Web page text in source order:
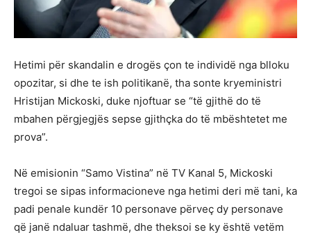
Hetimi për skandalin e drogës çon te individë nga blloku
opozitar, si dhe te ish politikanë, tha sonte kryeministri
Hristijan Mickoski, duke njoftuar se “të gjithë do të
mbahen përgjegjës sepse gjithçka do të mbështetet me
prova”.
Në emisionin “Samo Vistina” në TV Kanal 5, Mickoski
tregoi se sipas informacioneve nga hetimi deri më tani, ka
padi penale kundër 10 personave përveç dy personave
që janë ndaluar tashmë, dhe theksoi se ky është vetëm